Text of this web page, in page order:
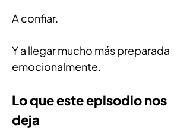
A confiar.
Y a llegar mucho más preparada
emocionalmente.
Lo que este episodio nos
deja